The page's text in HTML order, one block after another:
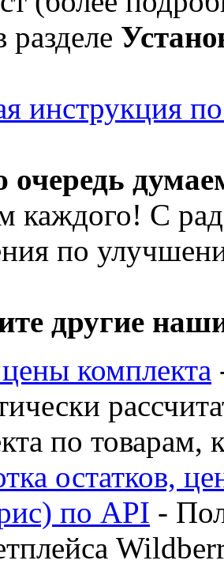
разделе
инструкция
очередь
каждого! С
по
другие
комплекта
по товарам,
остатков,
по API -